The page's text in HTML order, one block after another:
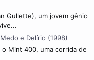
Gullette), um jovem gênio
e Delírio (1998)
o Mint 400, uma corrida de